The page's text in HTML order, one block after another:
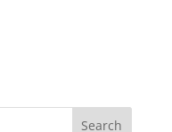
Search